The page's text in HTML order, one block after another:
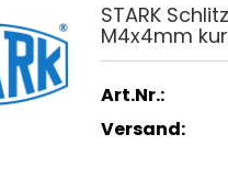
STARK
M4x4mm
Art.Nr.:
Versand: